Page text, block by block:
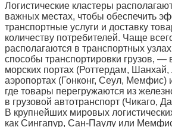
Логистические кластеры
важных местах, чтобы обеспечить
транспортные услуги и доставку
количеству потребителей. Чаще
располагаются в транспортных
способы транспортировки грузов, —
морских портах (Роттердам,
аэропортах (Гонконг, Сеул, Мемфис)
где товары перегружаются из
в грузовой автотранспорт (Чикаго,
В крупнейших мировых
как Сингапур, Сан-Паулу или